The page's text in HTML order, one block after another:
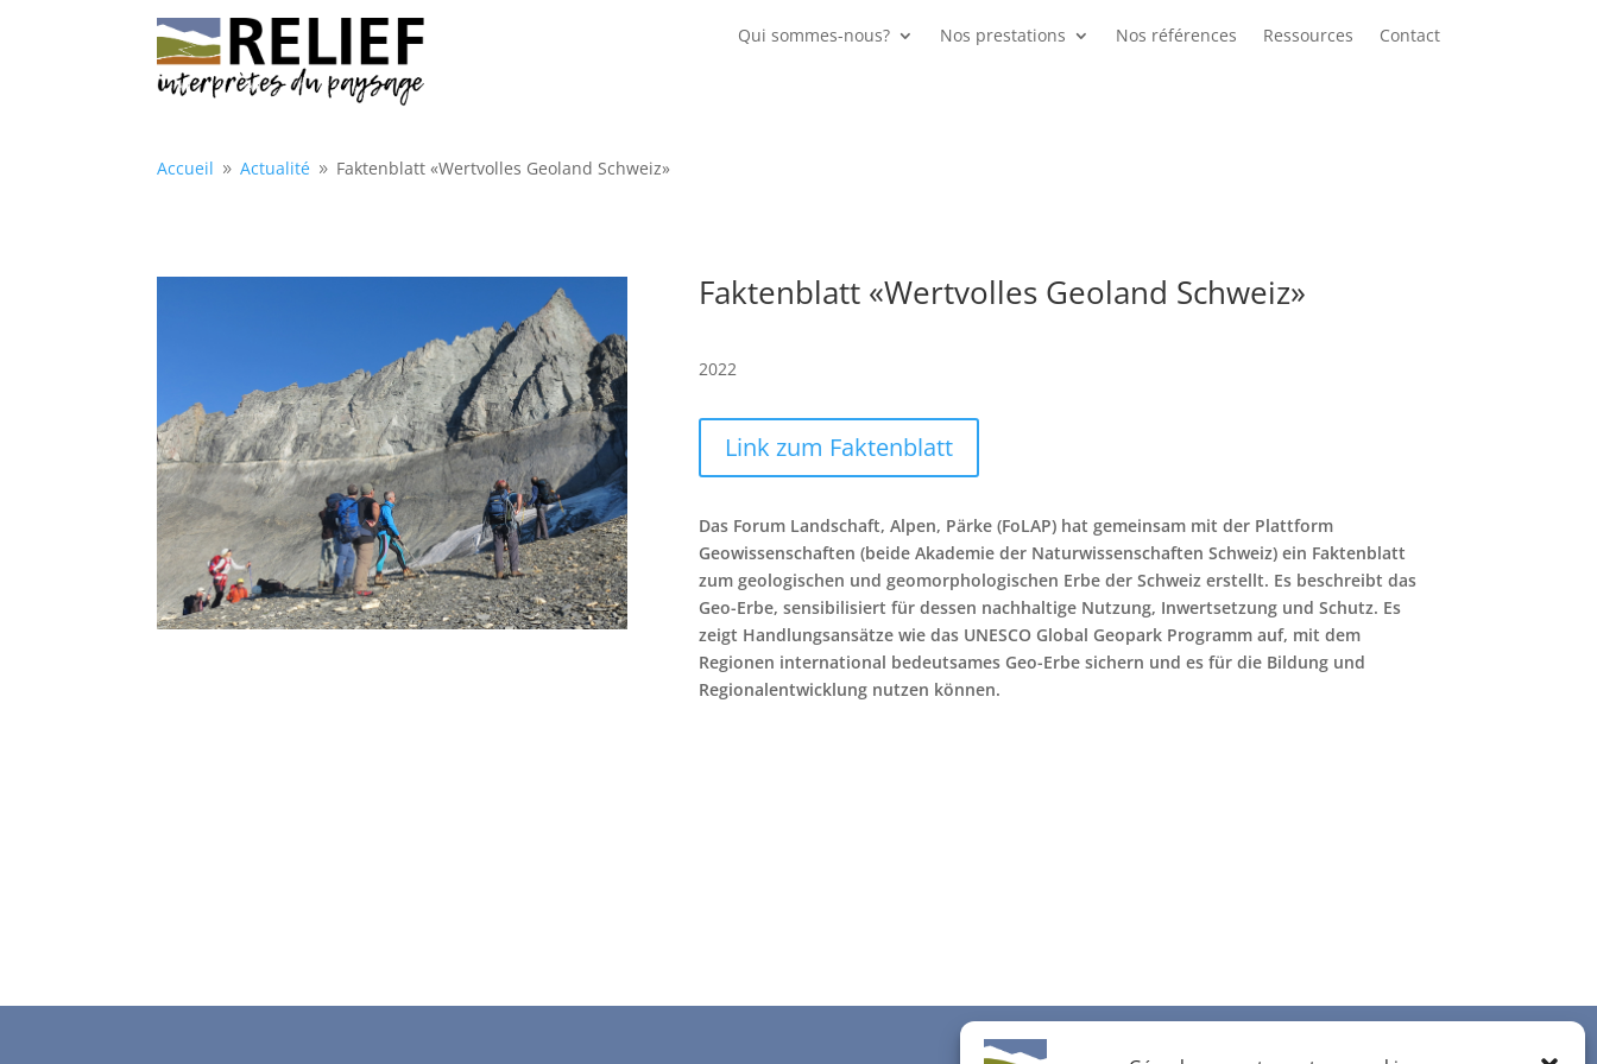
Qui sommes-nous? Nos prestations Nos références Ressources Contact
Accueil 9 Actualité 9 Faktenblatt «Wertvolles Geoland Schweiz»
Faktenblatt «Wertvolles Geoland Schweiz»
2022
Link zum Faktenblatt
Das Forum Landschaft, Alpen, Pärke (FoLAP) hat gemeinsam mit der Plattform
Geowissenschaften (beide Akademie der Naturwissenschaften Schweiz) ein Faktenblatt
zum geologischen und geomorphologischen Erbe der Schweiz erstellt. Es beschreibt das
Geo-Erbe, sensibilisiert für dessen nachhaltige Nutzung, Inwertsetzung und Schutz. Es
zeigt Handlungsansätze wie das UNESCO Global Geopark Programm auf, mit dem
Regionen international bedeutsames Geo-Erbe sichern und es für die Bildung und
Regionalentwicklung nutzen können.